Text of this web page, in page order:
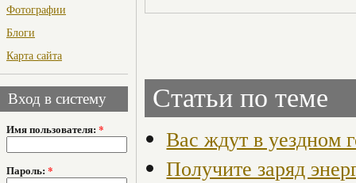
Фотографии
Блоги
Карта сайта
Вход в систему
Имя пользователя: *
Пароль: *
Статьи по теме
Вас ждут в уездном
Получите заряд